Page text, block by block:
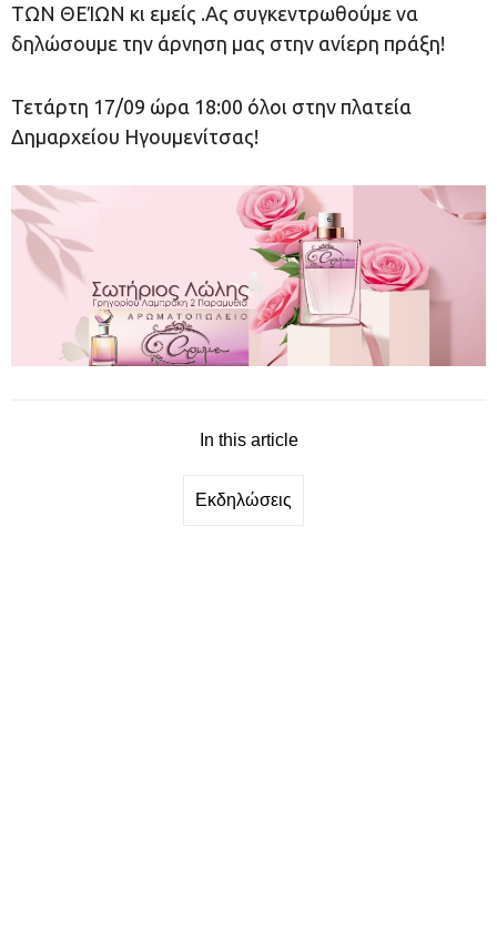
ΤΩΝ ΘΕΊΩΝ κι εμείς .Ας συγκεντρωθούμε να
δηλώσουμε την άρνηση μας στην ανίερη πράξη!
Τετάρτη 17/09 ώρα 18:00 όλοι στην πλατεία
Δημαρχείου Ηγουμενίτσας!
In this article
Εκδηλώσεις